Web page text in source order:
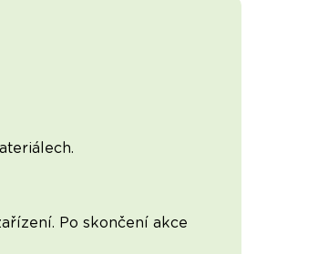
Po skončení akce